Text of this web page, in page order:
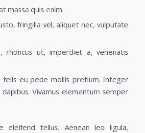
massa quis enim.
fringilla vel, aliquet nec, vulputate
rhoncus ut, imperdiet a, venenatis
felis eu pede mollis pretium. Integer
dapibus. Vivamus elementum semper
eleifend tellus. Aenean leo ligula,